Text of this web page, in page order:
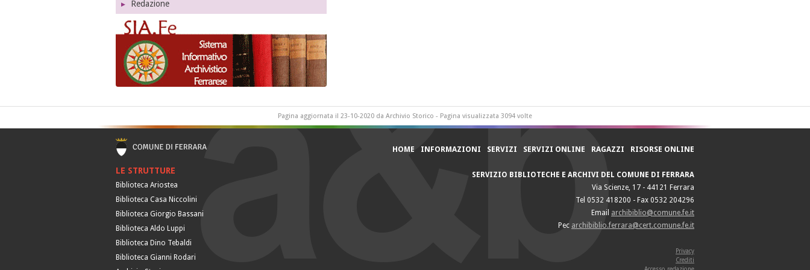
Redazione
Pagina aggiornata il 23-10-2020 da Archivio Storico - Pagina visualizzata 3094 volte
LE STRUTTURE
Biblioteca Ariostea
Biblioteca Casa Niccolini
Biblioteca Giorgio Bassani
Biblioteca Aldo Luppi
Biblioteca Dino Tebaldi
Biblioteca Gianni Rodari
HOME INFORMAZIONI SERVIZI SERVIZI ONLINE RAGAZZI RISORSE ONLINE
SERVIZIO BIBLIOTECHE E ARCHIVI DEL COMUNE DI FERRARA
Via Scienze, 17 - 44121 Ferrara
Tel 0532 418200 - Fax 0532 204296
Email archibiblio@comune.fe.it
Pec archibiblio.ferrara@cert.comune.fe.it
Privacy
Crediti